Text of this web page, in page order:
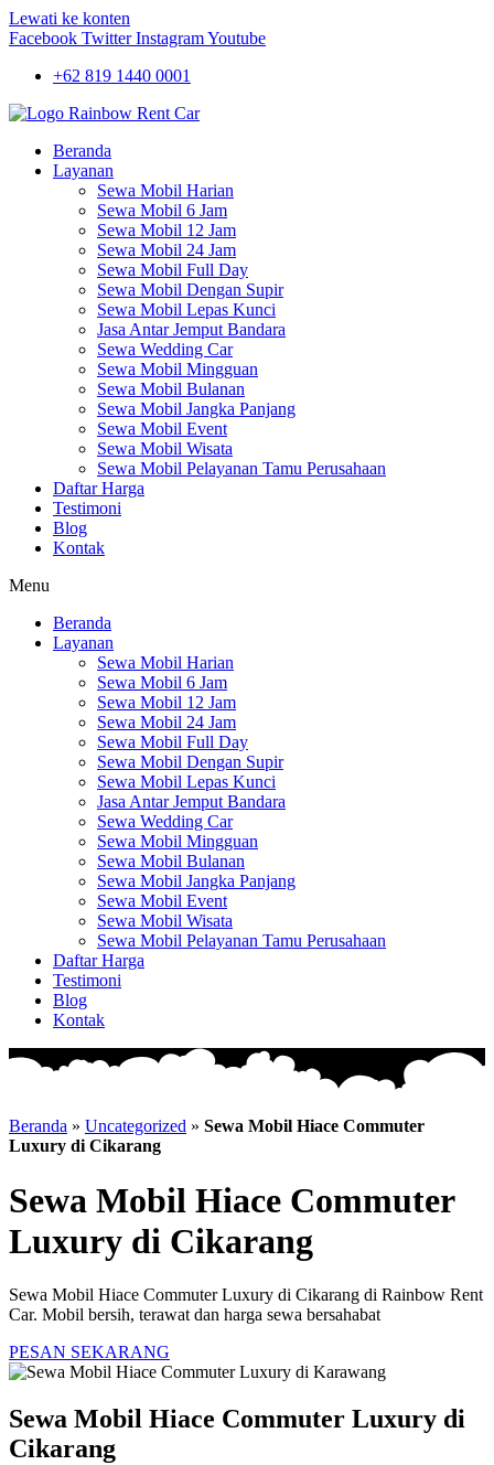
Lewati ke konten
Facebook Twitter InstagramYoutube
+62 819 1440 0001
Beranda
Layanan
Sewa Mobil Harian
Sewa Mobil 6 Jam
Sewa Mobil 12 Jam
Sewa Mobil 24 Jam
Sewa Mobil Full Day
Sewa Mobil Dengan Supir
Sewa Mobil Lepas Kunci
Jasa Antar Jemput Bandara
Sewa Wedding Car
Sewa Mobil Mingguan
Sewa Mobil Bulanan
Sewa Mobil Jangka Panjang
Sewa Mobil Event
Sewa Mobil Wisata
Sewa Mobil Pelayanan Tamu Perusahaan
Daftar Harga
Testimoni
Blog
Kontak
Menu
Beranda
Layanan
Sewa Mobil Harian
Sewa Mobil 6 Jam
Sewa Mobil 12 Jam
Sewa Mobil 24 Jam
Sewa Mobil Full Day
Sewa Mobil Dengan Supir
Sewa Mobil Lepas Kunci
Jasa Antar Jemput Bandara
Sewa Wedding Car
Sewa Mobil Mingguan
Sewa Mobil Bulanan
Sewa Mobil Jangka Panjang
Sewa Mobil Event
Sewa Mobil Wisata
Sewa Mobil Pelayanan Tamu Perusahaan
Daftar Harga
Testimoni
Blog
Kontak
Beranda » Uncategorized » Sewa Mobil Hiace Commuter
Luxury di Cikarang
Sewa Mobil Hiace Commuter
Luxury di Cikarang
Sewa Mobil Hiace Commuter Luxury di Cikarang di Rainbow Rent
Car. Mobil bersih, terawat dan harga sewa bersahabat
PESAN SEKARANG
Sewa Mobil Hiace Commuter Luxury di
Cikarang